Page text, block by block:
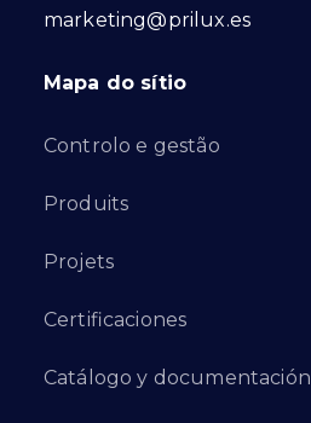
marketing@prilux.es
Mapa do sítio
Controlo e gestão
Produits
Projets
Certificaciones
Catálogo y documentación